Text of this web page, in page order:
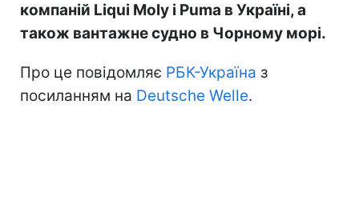
компаній Liqui Moly і Puma в Україні, а
також вантажне судно в Чорному морі.
Про це повідомляє РБК-Україна з
посиланням на Deutsche Welle.